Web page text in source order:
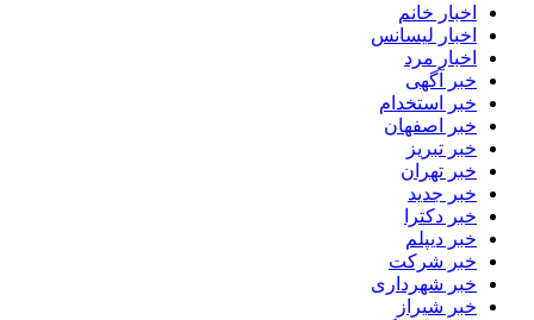
اخبار خانم
اخبار لیسانس
اخبار مرد
خبر آگهی
خبر استخدام
خبر اصفهان
خبر تبریز
خبر تهران
خبر جدید
خبر دکترا
خبر دیپلم
خبر شرکت
خبر شهرداری
خبر شیراز